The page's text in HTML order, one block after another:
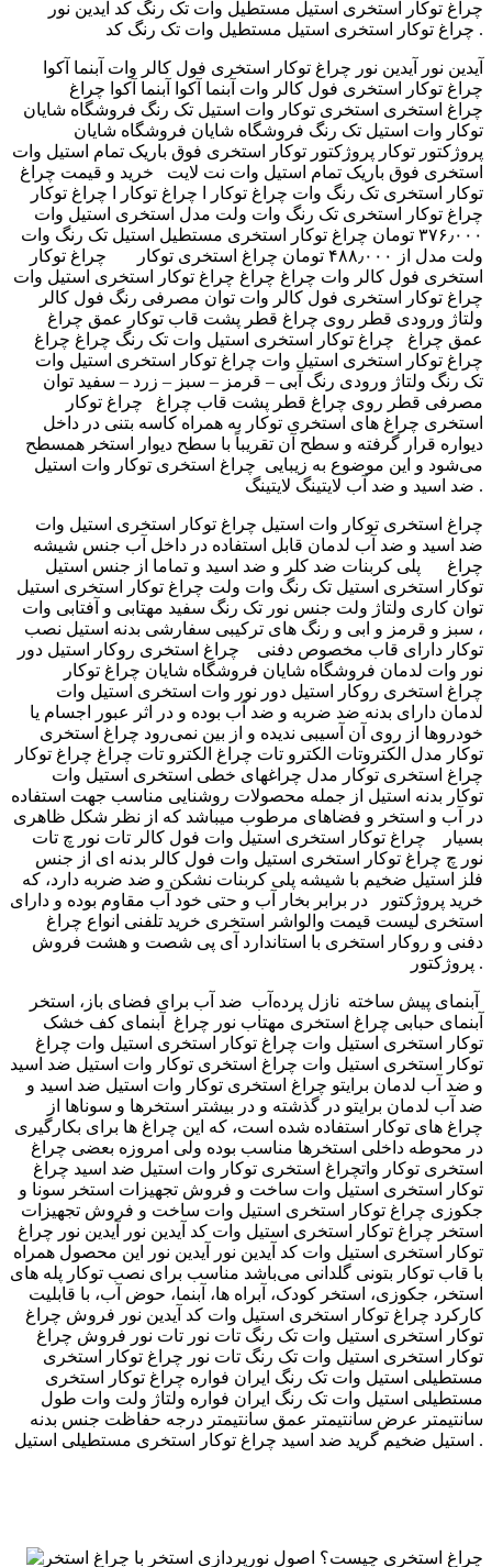
‫چراغ توکار استخری استیل مستطیل وات تک رنگ کد آیدین نور‬‎
چراغ توکار استخری استیل مستطیل وات تک رنگ کد .
آیدین نور آیدین نور ‫چراغ توکار استخری فول کالر وات آبنما آکوا‬‎
چراغ توکار استخری فول کالر وات آبنما آکوا آبنما آکوا ‫چراغ
استخری توکار وات استیل تک رنگ فروشگاه شایان‬‎ چراغ استخری
توکار وات استیل تک رنگ فروشگاه شایان فروشگاه شایان
‫پروژکتور توکار استخری فوق باریک تمام استیل وات‬‎ پروژکتور توکار
استخری فوق باریک تمام استیل وات نت لایت خرید و قیمت چراغ
توکار استخری تک رنگ وات چراغ توکار ا چراغ توکار ا ‫چراغ توکار
استخری استیل وات ‬‎ چراغ توکار استخری تک رنگ وات ولت مدل
۳۷۶٫۰۰۰ تومان چراغ توکار استخری مستطیل استیل تک رنگ وات
ولت مدل از ۴۸۸٫۰۰۰ تومان چراغ استخری توکار چراغ توکار
استخری فول کالر وات چراغ چراغ ‫چراغ توکار استخری استیل وات ‬‎
چراغ توکار استخری فول کالر وات توان مصرفی رنگ فول کالر
ولتاژ ورودی قطر روی چراغ قطر پشت قاب توکار عمق چراغ
عمق چراغ چراغ توکار استخری استیل وات تک رنگ چراغ چراغ
‫چراغ توکار استخری استیل وات ‬‎ چراغ توکار استخری استیل وات
تک رنگ ولتاژ ورودی رنگ آبی – قرمز – سبز – زرد – سفید توان
مصرفی قطر روی چراغ قطر پشت قاب چراغ چراغ توکار
استخری چراغ های استخری توکار به همراه کاسه بتنی در داخل
دیواره قرار گرفته و سطح آن تقریباً با سطح دیوار استخر همسطح
می‌شود و این موضوع به زیبایی چراغ استخری توکار وات استیل
ضد اسید و ضد آب لایتینگ لایتینگ .
‫چراغ توکار استخری استیل وات ‬‎ چراغ استخری توکار وات استیل
ضد اسید و ضد آب لدمان قابل استفاده در داخل آب جنس شیشه
پلی کربنات ضد کلر و ضد اسید و تماما از جنس استیل ‎ چراغ
توکار استخری استیل تک رنگ وات ولت ‫چراغ توکار استخری استیل
وات ‬‎ توان کاری ولتاژ ولت جنس نور تک رنگ سفید مهتابی و آفتابی
، سبز و قرمز و ابی و رنگ های ترکیبی سفارشی بدنه استیل نصب
توکار دارای قاب مخصوص دفنی چراغ استخری روکار استیل دور
نور وات لدمان فروشگاه شایان فروشگاه شایان ‫چراغ توکار
استخری استیل وات ‬‎ چراغ استخری روکار استیل دور نور وات
لدمان دارای بدنه ضد ضربه و ضد آب بوده و در اثر عبور اجسام یا
خودروها از روی آن آسیبی ندیده و از بین نمی‌رود چراغ استخری
توکار مدل الکتروتات الکترو تات چراغ الکترو تات چراغ ‫چراغ توکار
استخری استیل وات ‬‎ چراغ استخری توکار مدل چراغهای خطی
توکار بدنه استیل از جمله محصولات روشنایی مناسب جهت استفاده
در آب و استخر و فضاهای مرطوب میباشد که از نظر شکل ظاهری
بسیار چراغ توکار استخری استیل وات فول کالر تات نور چ تات
نور چ چراغ توکار استخری استیل وات فول کالر بدنه ای از جنس
فلز استیل ضخیم با شیشه پلی کربنات نشکن و ضد ضربه دارد، که
در برابر بخار آب و حتی خود آب مقاوم بوده و دارای ‎ خرید پروژکتور
استخری لیست قیمت والواشر استخری خرید تلفنی انواع چراغ
دفنی و روکار استخری با استاندارد آی پی شصت و هشت فروش
پروژکتور .
ضد آب برای فضای باز، استخر ‎ نازل پرده‌آب ‎ آبنمای پیش ساخته ‎
آبنمای کف خشک ‎ آبنمای حبابی چراغ استخری مهتاب نور چراغ
توکار استخری استیل وات چراغ توکار استخری استیل وات چراغ
توکار استخری استیل وات چراغ استخری توکار وات استیل ضد اسید
و ضد آب لدمان برایتو چراغ استخری توکار وات استیل ضد اسید و
ضد آب لدمان برایتو در گذشته و در بیشتر استخرها و سوناها از
چراغ های توکار استفاده شده است، که این چراغ ها برای بکارگیری
در محوطه داخلی استخرها مناسب بوده ولی امروزه بعضی چراغ
استخری توکار واتچراغ استخری توکار وات استیل ضد اسید چراغ
توکار استخری استیل وات ساخت و فروش تجهیزات استخر سونا و
جکوزی چراغ توکار استخری استیل وات ساخت و فروش تجهیزات
استخر چراغ توکار استخری استیل وات کد آیدین نور آیدین نور چراغ
توکار استخری استیل وات کد آیدین نور آیدین نور این محصول همراه
با قاب توکار بتونی گلدانی می‌باشد مناسب برای نصب توکار پله های
استخر، جکوزی، استخر کودک، آبراه ها، آبنما، حوض آب، با قابلیت
کارکرد چراغ توکار استخری استیل وات کد آیدین نور فروش چراغ
توکار استخری استیل وات تک رنگ تات نور تات نور فروش چراغ
توکار استخری استیل وات تک رنگ تات نور چراغ توکار استخری
مستطیلی استیل وات تک رنگ ایران فواره چراغ توکار استخری
مستطیلی استیل وات تک رنگ ایران فواره ولتاژ ولت وات طول
سانتیمتر عرض سانتیمتر عمق سانتیمتر درجه حفاظت جنس بدنه
استیل ضخیم گرید ضد اسید چراغ توکار استخری مستطیلی استیل .